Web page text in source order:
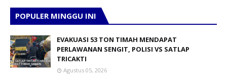
POPULER MINGGU INI
EVAKUASI 53 TON TIMAH MENDAPAT
PERLAWANAN SENGIT, POLISI VS SATLAP
TRICAKTI
Agustus 05, 2026